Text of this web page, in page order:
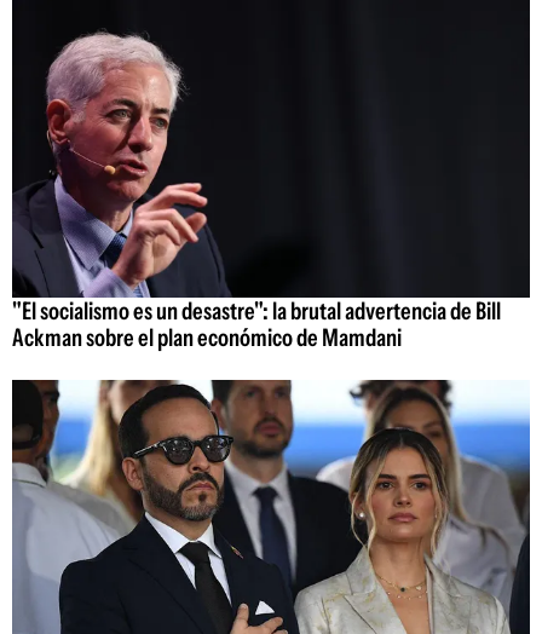
"El socialismo es un desastre": la brutal advertencia de Bill
Ackman sobre el plan económico de Mamdani